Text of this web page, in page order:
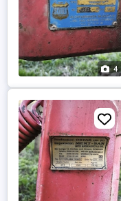
4